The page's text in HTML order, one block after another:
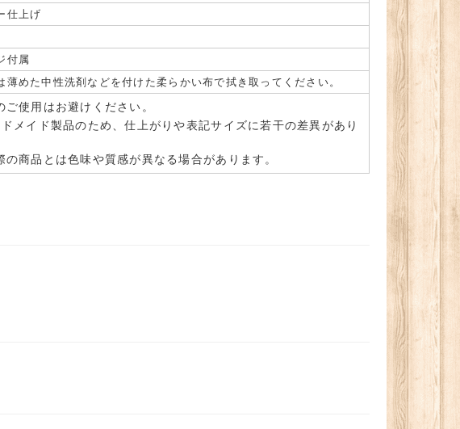
仕上げ
付属
めた中性洗剤などを付けた柔らかい布で拭き取ってください。
使用はお避けください。
メイド製品のため、仕上がりや表記サイズに若干の差異があり
商品とは色味や質感が異なる場合があります。